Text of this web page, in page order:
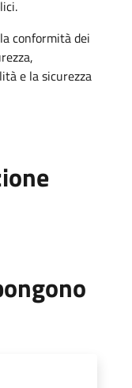
conformità dei
e la sicurezza